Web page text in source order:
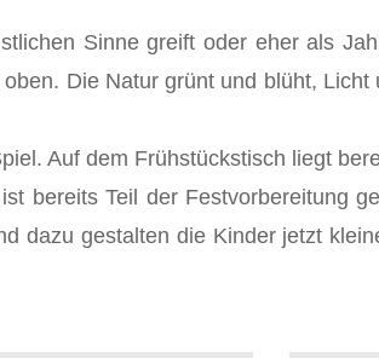
Sinne greift oder eher als
Die Natur grünt und blüht,
Auf dem Frühstückstisch liegt
bereits Teil der Festvorbereitung
dazu gestalten die Kinder jetzt